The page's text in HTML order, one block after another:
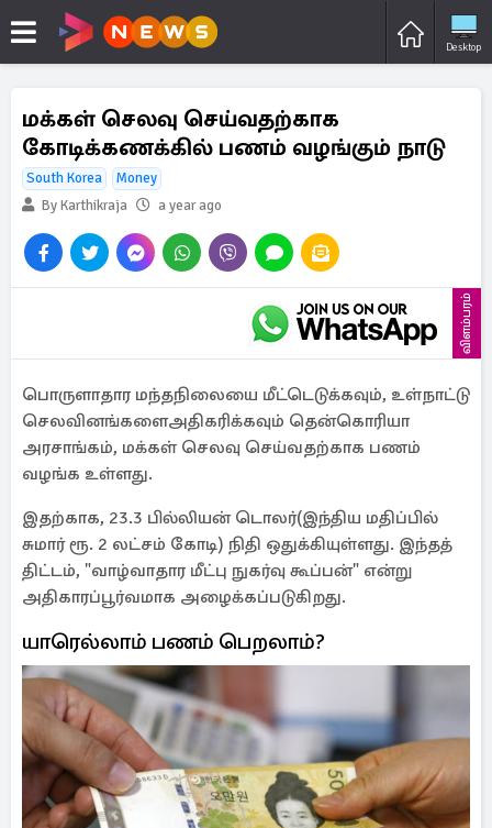
Desktop
மக்கள் செலவு செய்வதற்காக
கோடிக்கணக்கில் பணம் வழங்கும் நாடு
South Korea
Money
By Karthikraja
a year ago
விளம்பரம்
பொருளாதார மந்தநிலையை மீட்டெடுக்கவும், உள்நாட்டு
செலவினங்களைஅதிகரிக்கவும் தென்கொரியா
அரசாங்கம், மக்கள் செலவு செய்வதற்காக பணம்
வழங்க உள்ளது.
இதற்காக, 23.3 பில்லியன் டொலர்(இந்திய மதிப்பில்
சுமார் ரூ. 2 லட்சம் கோடி) நிதி ஒதுக்கியுள்ளது. இந்தத்
திட்டம், "வாழ்வாதார மீட்பு நுகர்வு கூப்பன்" என்று
அதிகாரப்பூர்வமாக அழைக்கப்படுகிறது.
யாரெல்லாம் பணம் பெறலாம்?